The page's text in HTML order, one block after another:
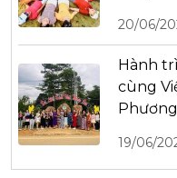
20/06/
Hành
cùng
19/06/